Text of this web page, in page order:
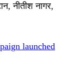
नीतीश नागर,
launched